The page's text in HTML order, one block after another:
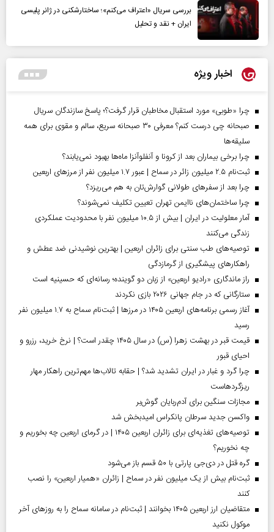
بررسی سریال «اعتراف می‌کنم»؛ ساختارشکنی در ژانر پلیسی
ایران + نقد و تحلیل
اخبار ویژه
چرا «طوبی» مورد استقبال مخاطبان قرار گرفت؟؛ پاسخ سازندگان سریال
صبحانه چی درست کنم؟ معرفی ۳۰ صبحانه سریع، سالم و مقوی برای همه
سلیقه‌ها
چرا برخی بیماران بعد از کرونا و آنفلوآنزا ماه‌ها بهبود نمی‌یابند؟
ثبت‌نام ۲.۵ میلیون زائر در سماح | عبور ۱.۷ میلیون نفر از مرز‌های اربعین
چرا بعد از سفرهای طولانی گوارش‌تان به هم می‌ریزد؟
چرا ساختمان‌های ناایمن تهران تعیین تکلیف نمی‌شوند؟
آمار معلولیت در ایران | بیش از ۱۰.۵ میلیون نفر با محدودیت عملکردی
زندگی می‌کنند
توصیه‌های طب سنتی برای زائران اربعین | بهترین نوشیدنی ضد عطش و
راهکارهای پیشگیری از گرمازدگی
راز ماندگاری «رادیو اربعین» از زبان دو گوینده؛ رسانه‌ای که حسینیه است
ستارگانی که در جام جهانی ۲۰۲۶ بازی نکردند
آغاز رسمی برنامه‌های اربعین ۱۴۰۵ در مرز‌ها | ثبت‌نام سماح به ۱.۷ میلیون نفر
رسید
قیمت قبر در بهشت زهرا (س) در سال ۱۴۰۵ چقدر است؟ | نرخ خرید، رزرو و
احیای قبور
چرا گرد و غبار در ایران تشدید شد؟ | حقابه تالاب‌ها مهم‌ترین راهکار مهار
ریزگردهاست
مجازات سنگین برای آدم‌ربایان گوش‌بر
واکسن جدید سرطان پانکراس امیدبخش شد
توصیه‌های تغذیه‌ای برای زائران اربعین ۱۴۰۵ | در گرمای اربعین چه بخوریم و
چه نخوریم؟
گره قتل در دی‌جی پارتی با ۵۰ قسم باز می‌شود
ثبت‌نام بیش از یک میلیون نفر در سماح | زائران «همیار اربعین» را نصب
کنند
متقاضیان ارز اربعین ۱۴۰۵ بخوانند | ثبت‌نام در سامانه سماح را به روز‌های آخر
موکول نکنید